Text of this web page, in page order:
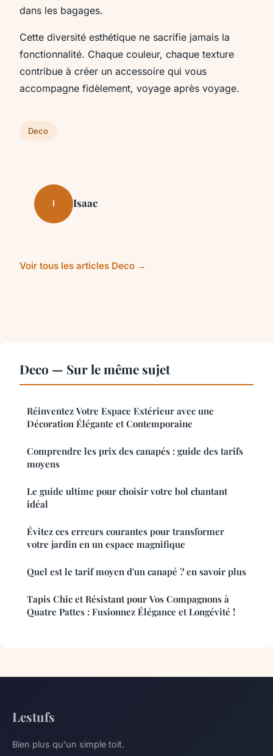
dans les bagages.
Cette diversité esthétique ne sacrifie jamais la
fonctionnalité. Chaque couleur, chaque texture
contribue à créer un accessoire qui vous
accompagne fidèlement, voyage après voyage.
Deco
I Isaac
Voir tous les articles Deco →
Deco — Sur le même sujet
Réinventez Votre Espace Extérieur avec une
Décoration Élégante et Contemporaine
Comprendre les prix des canapés : guide des tarifs
moyens
Le guide ultime pour choisir votre bol chantant
idéal
Évitez ces erreurs courantes pour transformer
votre jardin en un espace magnifique
Quel est le tarif moyen d'un canapé ? en savoir plus
Tapis Chic et Résistant pour Vos Compagnons à
Quatre Pattes : Fusionnez Élégance et Longévité !
Lestufs
Bien plus qu'un simple toit.